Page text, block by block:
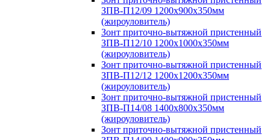
ЗПВ-П12/09 1200х900х350мм
(жироуловитель)
Зонт приточно-вытяжной пристенный
ЗПВ-П12/10 1200х1000х350мм
(жироуловитель)
Зонт приточно-вытяжной пристенный
ЗПВ-П12/12 1200х1200х350мм
(жироуловитель)
Зонт приточно-вытяжной пристенный
ЗПВ-П14/08 1400х800х350мм
(жироуловитель)
Зонт приточно-вытяжной пристенный